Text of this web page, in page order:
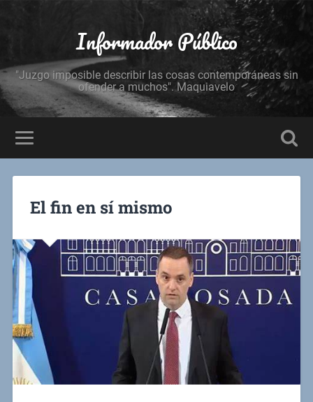
Informador Público
"Juzgo imposible describir las cosas contemporáneas sin
ofender a muchos". Maquiavelo
El fin en sí mismo